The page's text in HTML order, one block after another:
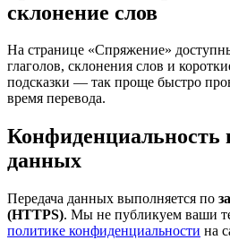
склонение слов
На странице «Спряжение»
глаголов, склонения слов и
подсказки — так проще быстро
время перевода.
Конфиденциальность
данных
Передача данных выполняется по
(HTTPS). Мы не публикуем ваши
политике конфиденциальности на